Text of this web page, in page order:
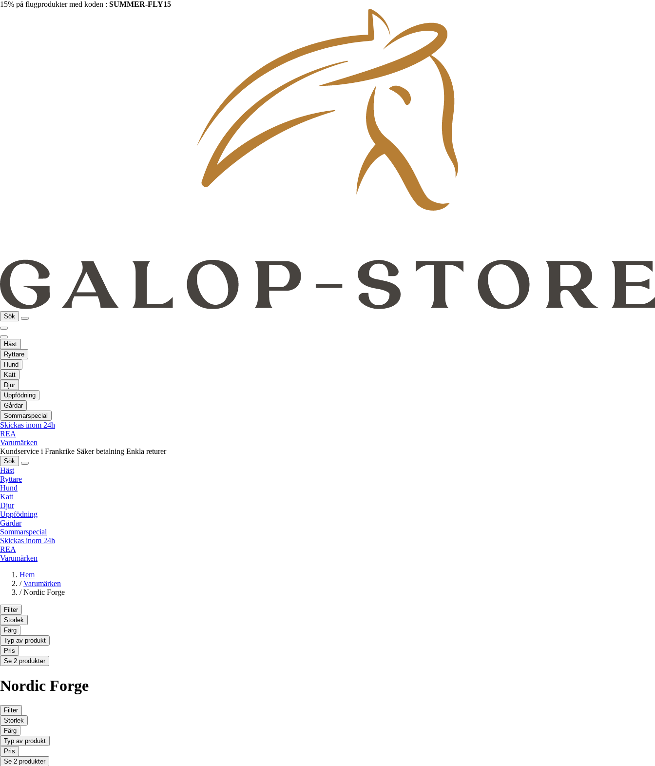
15% på flugprodukter med koden : SUMMER-FLY15
Sök
Häst
Ryttare
Hund
Katt
Djur
Uppfödning
Gårdar
Sommarspecial
Skickas inom 24h
REA
Varumärken
Kundservice i Frankrike Säker betalning Enkla returer
Sök
Häst
Ryttare
Hund
Katt
Djur
Uppfödning
Gårdar
Sommarspecial
Skickas inom 24h
REA
Varumärken
Hem
/ Varumärken
/ Nordic Forge
Filter
Storlek
Färg
Typ av produkt
Pris
Se 2 produkter
Nordic Forge
Filter
Storlek
Färg
Typ av produkt
Pris
Se 2 produkter